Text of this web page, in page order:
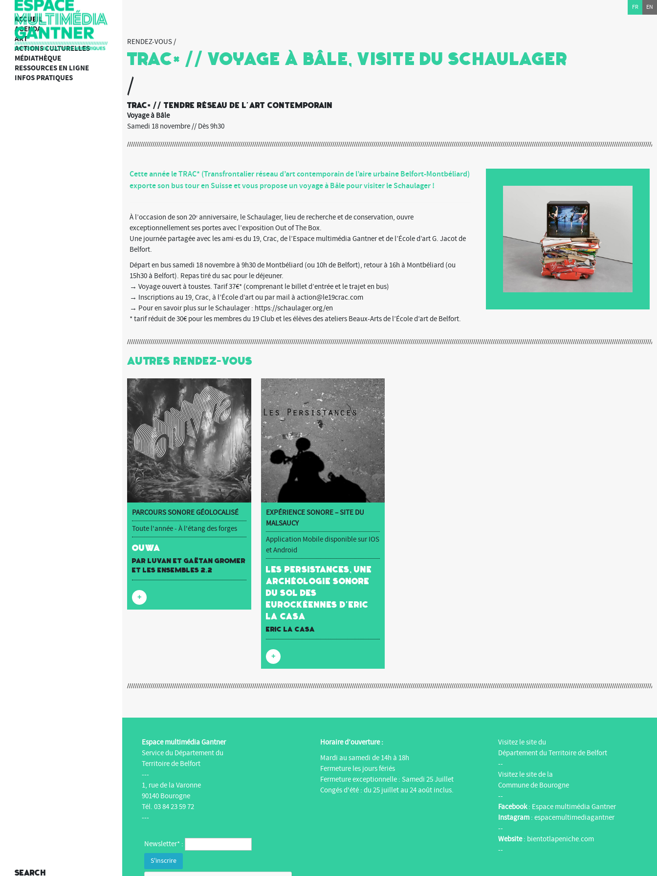
ACCUEIL
AGENDA
ART
ACTIONS CULTURELLES
MÉDIATHÈQUE
RESSOURCES EN LIGNE
INFOS PRATIQUES
Search
RENDEZ-VOUS /
Trac* // Voyage à Bâle, Visite du Schaulager
/
TRAC* // Tendre Réseau de l'Art Contemporain
Voyage à Bâle
Samedi 18 novembre // Dès 9h30
Cette année le TRAC* (Transfrontalier réseau d’art contemporain de l’aire urbaine Belfort-Montbéliard)
exporte son bus tour en Suisse et vous propose un voyage à Bâle pour visiter le Schaulager !
À l’occasion de son 20ᵉ anniversaire, le Schaulager, lieu de recherche et de conservation, ouvre
exceptionnellement ses portes avec l’exposition Out of The Box.
Une journée partagée avec les ami·es du 19, Crac, de l’Espace multimédia Gantner et de l’École d’art G. Jacot de
Belfort.
Départ en bus samedi 18 novembre à 9h30 de Montbéliard (ou 10h de Belfort), retour à 16h à Montbéliard (ou
15h30 à Belfort). Repas tiré du sac pour le déjeuner.
→ Voyage ouvert à toustes. Tarif 37€* (comprenant le billet d’entrée et le trajet en bus)
→ Inscriptions au 19, Crac, à l’École d’art ou par mail à action@le19crac.com
→ Pour en savoir plus sur le Schaulager : https://schaulager.org/en
* tarif réduit de 30€ pour les membres du 19 Club et les élèves des ateliers Beaux-Arts de l’École d’art de Belfort.
Autres Rendez-Vous
PARCOURS SONORE GÉOLOCALISÉ
Toute l'année - À l'étang des forges
OUWA
par luvan et Gaëtan Gromer
et Les Ensembles 2.2
+
EXPÉRIENCE SONORE – SITE DU
MALSAUCY
Application Mobile disponible sur IOS
et Android
Les Persistances, une
archéologie sonore
du sol des
Eurockéennes d’Eric
La Casa
Eric La Casa
+
Espace multimédia Gantner
Service du Département du
Territoire de Belfort
---
1, rue de la Varonne
90140 Bourogne
Tél. 03 84 23 59 72
---
Newsletter* :
Horaire d’ouverture :
Mardi au samedi de 14h à 18h
Fermeture les jours fériés
Fermeture exceptionnelle : Samedi 25 Juillet
Congés d'été : du 25 juillet au 24 août inclus.
Visitez le site du
Département du Territoire de Belfort
--
Visitez le site de la
Commune de Bourogne
--
Facebook: Espace multimédia Gantner
Instagram :espacemultimediagantner
--
Website: bientotlapeniche.com
--
FR EN